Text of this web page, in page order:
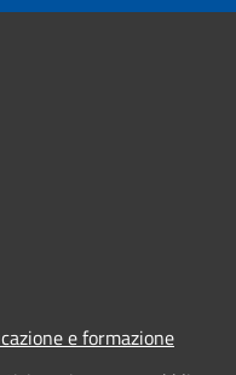
e formazione